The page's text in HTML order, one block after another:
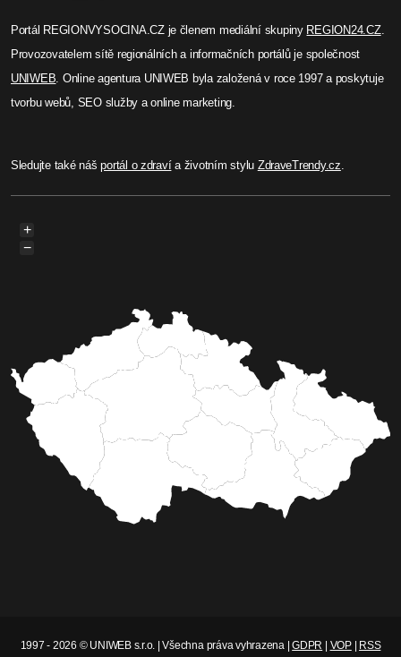
Portál REGIONVYSOCINA.CZ je členem mediální skupiny REGION24.CZ.
Provozovatelem sítě regionálních a informačních portálů je společnost
UNIWEB . Online agentura UNIWEB byla založená v roce 1997 a poskytuje
tvorbu webů, SEO služby a online marketing.
Sledujte také nášportál o zdravía životním stylu ZdraveTrendy.cz
+
−
1997 - 2026 © UNIWEB s.r.o. | Všechna práva vyhrazena |GDPR | VOP| RSS